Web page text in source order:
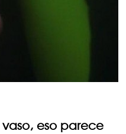
eso parece